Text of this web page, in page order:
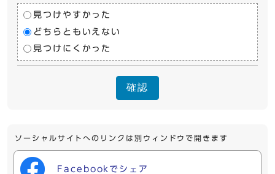
見つけやすかった
どちらともいえない
見つけにくかった
確認
ソーシャルサイトへのリンクは別ウィンドウで開きます
Facebookでシェア